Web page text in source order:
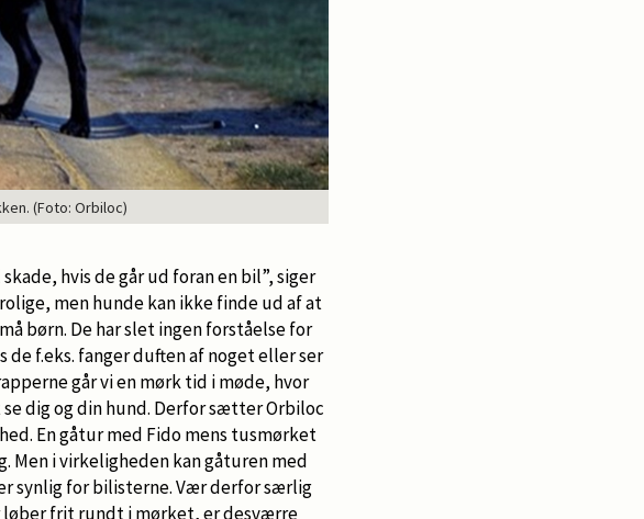
(Foto: Orbiloc)
hvis de går ud foran en bil”, siger
men hunde kan ikke finde ud af at
børn. De har slet ingen forståelse for
de f.eks. fanger duften af noget eller ser
går vi en mørk tid i møde, hvor
dig og din hund. Derfor sætter Orbiloc
En gåtur med Fido mens tusmørket
Men i virkeligheden kan gåturen med
synlig for bilisterne. Vær derfor særlig
løber frit rundt i mørket, er desværre